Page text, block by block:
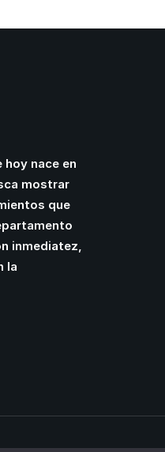
hoy nace en
mostrar
que
inmediatez,
la